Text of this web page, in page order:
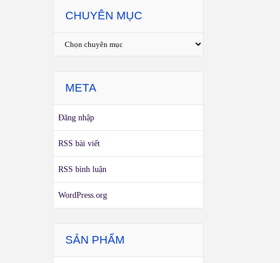
CHUYÊN MỤC
META
Đăng nhập
RSS bài viết
RSS bình luận
WordPress.org
SẢN PHẨM